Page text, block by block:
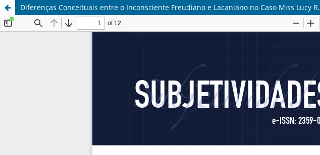
Diferenças Conceituais entre o Inconsciente Freudiano e Lacaniano no Caso Miss Lucy R.